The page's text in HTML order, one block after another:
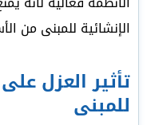
الإنشائية للمبنى من
تأثير العزل
للمبنى